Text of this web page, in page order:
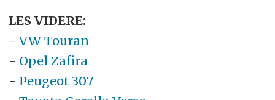
LES VIDERE:
- VW Touran
- Opel Zafira
- Peugeot 307